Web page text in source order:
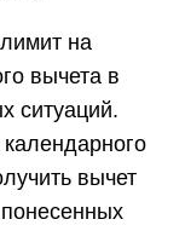
на
вычета в
ситуаций.
вычет